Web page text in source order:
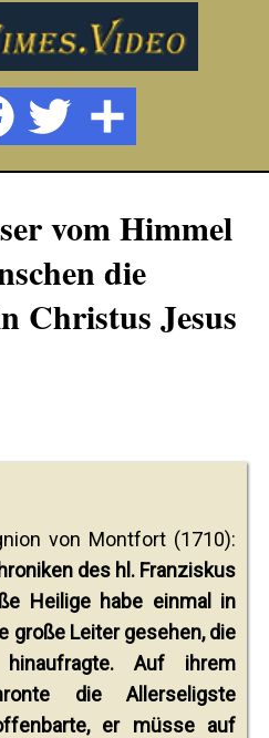
vom Himmel
die
Christus Jesus
von Montfort (1710):
des hl. Franziskus
Heilige habe einmal in
große Leiter gesehen, die
Auf ihrem
die Allerseligste
er müsse auf